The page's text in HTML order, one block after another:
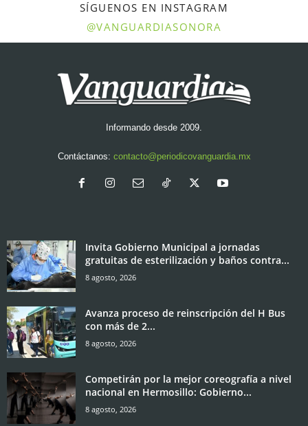
SÍGUENOS EN INSTAGRAM
@VANGUARDIASONORA
Informando desde 2009.
Contáctanos: contacto@periodicovanguardia.mx
Invita Gobierno Municipal a jornadas
gratuitas de esterilización y baños contra...
8 agosto, 2026
Avanza proceso de reinscripción del H Bus
con más de 2...
8 agosto, 2026
Competirán por la mejor coreografía a nivel
nacional en Hermosillo: Gobierno...
8 agosto, 2026